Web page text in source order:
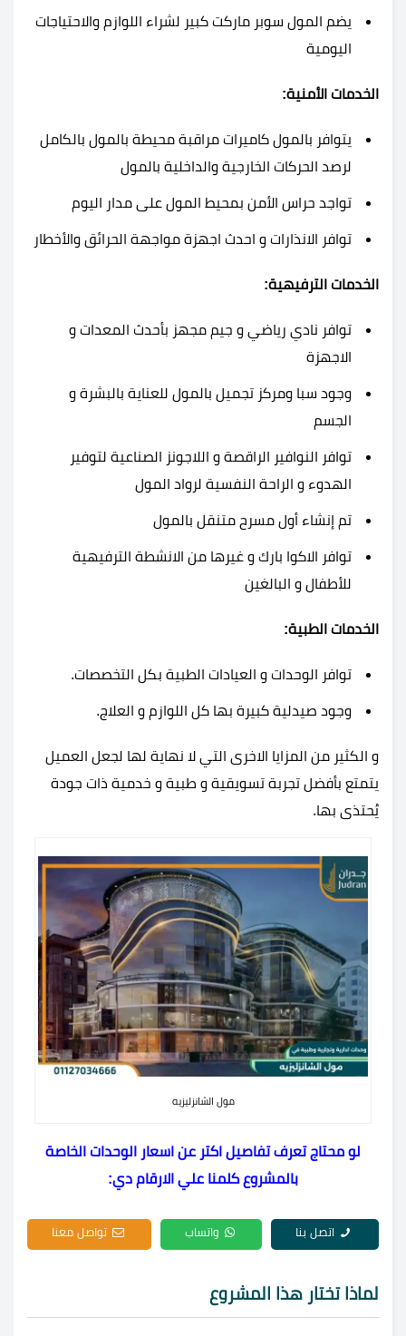
يضم المول سوبر ماركت كبير لشراء اللوازم والاحتياجات
اليومية
الخدمات الأمنية:
يتوافر بالمول كاميرات مراقبة محيطة بالمول بالكامل
لرصد الحركات الخارجية والداخلية بالمول
تواجد حراس الأمن بمحيط المول على مدار اليوم
توافر الانذارات و احدث اجهزة مواجهة الحرائق والأخطار
الخدمات الترفيهية:
توافر نادي رياضي و جيم مجهز بأحدث المعدات و
الاجهزة
وجود سبا ومركز تجميل بالمول للعناية بالبشرة و
الجسم
توافر النوافير الراقصة و اللاجونز الصناعية لتوفير
الهدوء و الراحة النفسية لرواد المول
تم إنشاء أول مسرح متنقل بالمول
توافر الاكوا بارك و غيرها من الانشطة الترفيهية
للأطفال و البالغين
الخدمات الطبية:
توافر الوحدات و العيادات الطبية بكل التخصصات.
وجود صيدلية كبيرة بها كل اللوازم و العلاج.
و الكثير من المزايا الاخرى التي لا نهاية لها لجعل العميل
يتمتع بأفضل تجربة تسويقية و طبية و خدمية ذات جودة
يُحتذى بها.
مول الشانزليزيه
لو محتاج تعرف تفاصيل اكتر عن اسعار الوحدات الخاصة
بالمشروع كلمنا علي الارقام دي:
اتصل بنا واتساب تواصل معنا
لماذا تختار هذا المشروع